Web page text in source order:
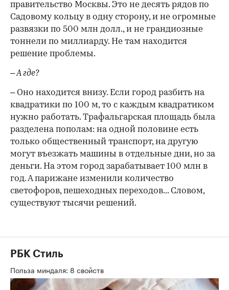
правительство Москвы. Это не десять рядов по
Садовому кольцу в одну сторону, и не огромные
развязки по 500 млн долл., и не грандиозные
тоннели по миллиарду. Не там находится
решение проблемы.
– А где?
– Оно находится внизу. Если город разбить на
квадратики по 100 м, то с каждым квадратиком
нужно работать. Трафальгарская площадь была
разделена пополам: на одной половине есть
только общественный транспорт, на другую
могут въезжать машины в отдельные дни, но за
деньги. На этом город зарабатывает 100 млн в
год. А парижане изменили количество
светофоров, пешеходных переходов... Словом,
существуют тысячи решений.
РБК Стиль
Польза миндаля: 8 свойств